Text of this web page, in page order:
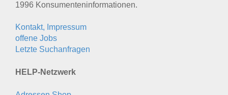
1996 Konsumenten­informationen.
Kontakt, Impressum
offene Jobs
Letzte Suchanfragen
HELP-Netzwerk